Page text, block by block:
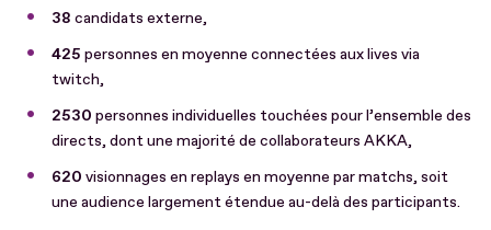
38 candidats externe,
425 personnes en moyenne connectées aux lives via
twitch,
2530 personnes individuelles touchées pour l’ensemble des
directs, dont une majorité de collaborateurs AKKA,
620 visionnages en replays en moyenne par matchs, soit
une audience largement étendue au-delà des participants.